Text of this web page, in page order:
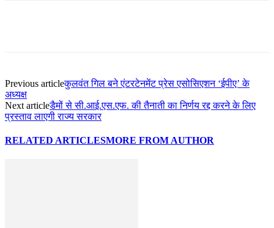
Previous articleकुलवंत गिल बने एंटरटेनमेंट प्रेस एसोसिएशन ‘ईपीए’ के
अध्यक्ष
Next articleडैमों से सी.आई.एस.एफ. की तैनाती का निर्णय रद्द करने के लिए
प्रस्ताव लाएगी राज्य सरकार
RELATED ARTICLESMORE FROM AUTHOR